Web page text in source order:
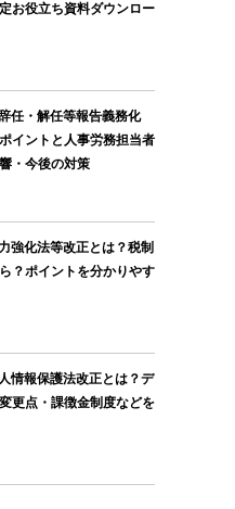
お役立ち資料ダウンロー
任・解任等報告義務化
イントと人事労務担当者
・今後の対策
強化法等改正とは？税制
？ポイントを分かりやす
情報保護法改正とは？デ
更点・課徴金制度などを